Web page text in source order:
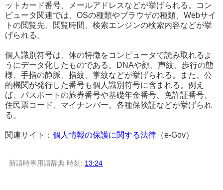
ットカード番号、メールアドレスなどが挙げられる。コン
ピュータ関連では、OSの種類やブラウザの種類、Webサイ
トの閲覧先、閲覧時間、検索エンジンの検索内容などが挙
げられる。
個人識別符号は、体の特徴をコンピュータで読み取れるよ
うにデータ化したものである。DNAや顔、声紋、歩行の態
様、手指の静脈、指紋、掌紋などが挙げられる。また、公
的機関が発行した番号も個人識別符号に含まれる。例え
ば、パスポートの旅券番号や基礎年金番号、免許証番号、
住民票コード、マイナンバー、各種保険証などが挙げられ
る。
関連サイト： 個人情報の保護に関する法律 （e-Gov）
新語時事用語辞典 時刻: 13:24